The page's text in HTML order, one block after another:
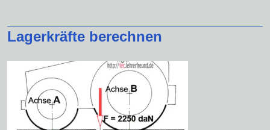
Lagerkräfte berechnen